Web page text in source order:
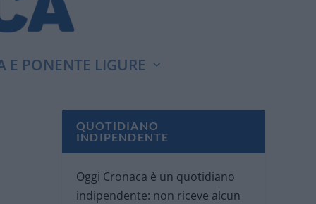
PONENTE LIGURE
QUOTIDIANO
INDIPENDENTE
Oggi Cronaca è un quotidiano
indipendente: non riceve alcun